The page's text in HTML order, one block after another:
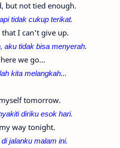
but not tied enough.
tidak cukup terikat.
I can't give up.
aku tidak bisa menyerah.
we go...
kita melangkah...
tomorrow.
diriku esok hari.
way tonight.
jalanku malam ini.